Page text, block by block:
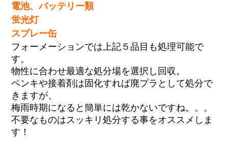
電池、バッテリー類
蛍光灯
スプレー缶
フォーメーションでは上記５品目も処理可能で
す。
物性に合わせ最適な処分場を選択し回収。
ペンキや接着剤は固化すれば廃プラとして処分で
きますが、
梅雨時期になると簡単には乾かないですね。。。
不要なものはスッキリ処分する事をオススメしま
す！